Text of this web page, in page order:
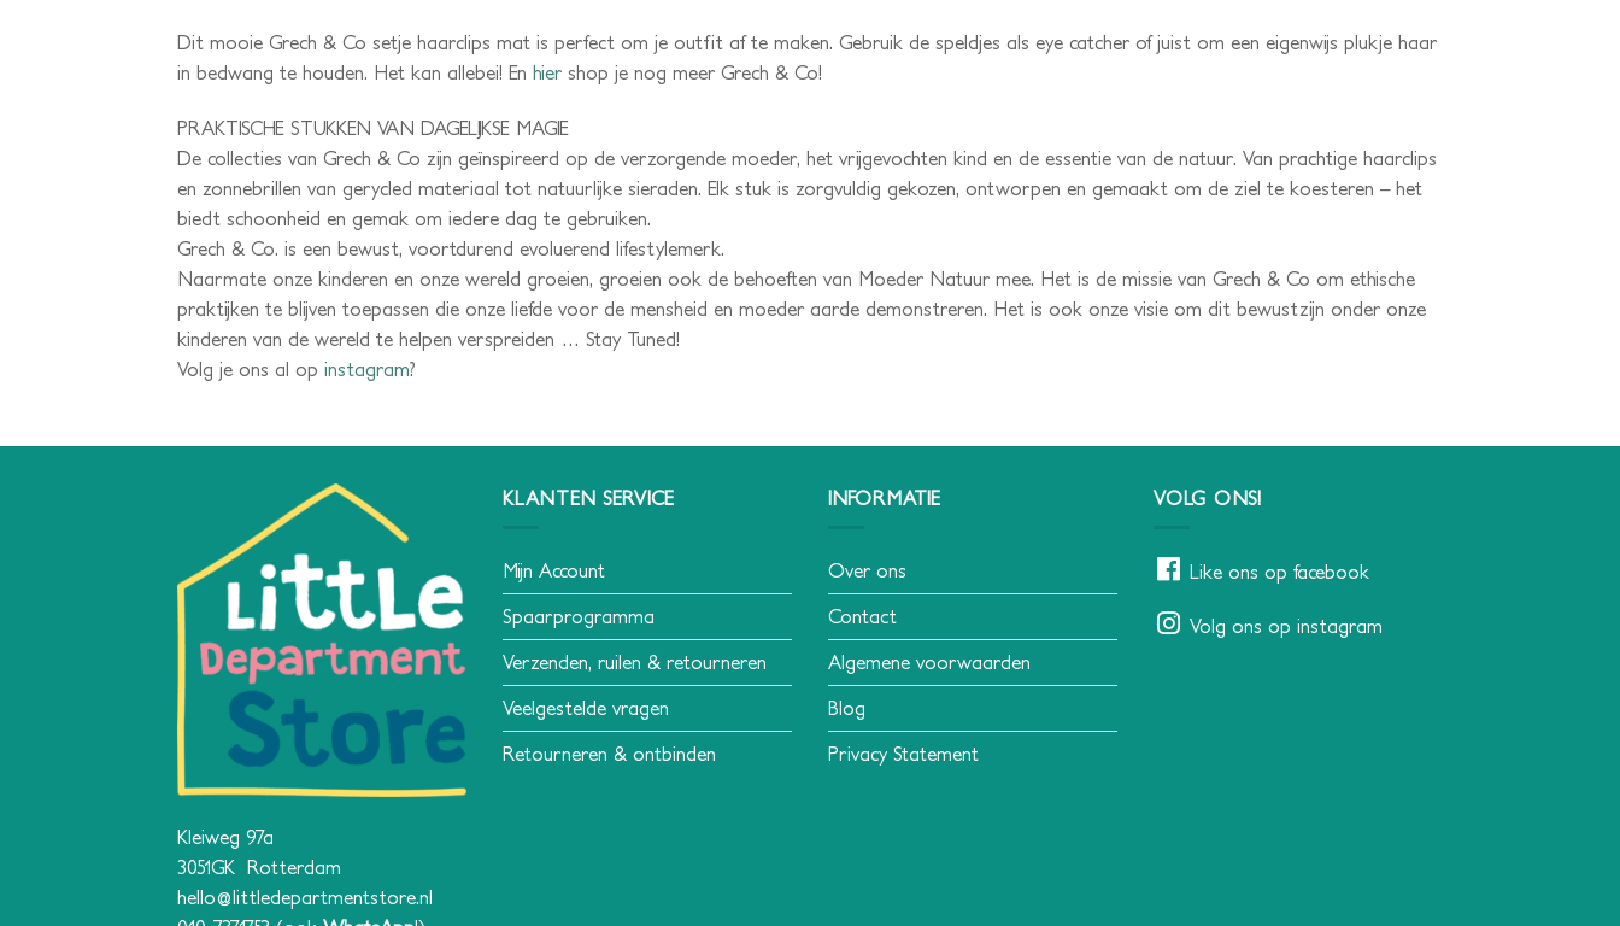
Dit mooie Grech & Co setje haarclips mat is perfect om je outfit af te maken. Gebruik de speldjes als eye catcher of juist om een eigenwijs plukje haar
in bedwang te houden. Het kan allebei! En hier shop je nog meer Grech & Co!
PRAKTISCHE STUKKEN VAN DAGELIJKSE MAGIE
De collecties van Grech & Co zijn geïnspireerd op de verzorgende moeder, het vrijgevochten kind en de essentie van de natuur. Van prachtige haarclips
en zonnebrillen van gerycled materiaal tot natuurlijke sieraden. Elk stuk is zorgvuldig gekozen, ontworpen en gemaakt om de ziel te koesteren – het
biedt schoonheid en gemak om iedere dag te gebruiken.
Grech & Co. is een bewust, voortdurend evoluerend lifestylemerk.
Naarmate onze kinderen en onze wereld groeien, groeien ook de behoeften van Moeder Natuur mee. Het is de missie van Grech & Co om ethische
praktijken te blijven toepassen die onze liefde voor de mensheid en moeder aarde demonstreren. Het is ook onze visie om dit bewustzijn onder onze
kinderen van de wereld te helpen verspreiden … Stay Tuned!
Volg je ons al op instagram?
Kleiweg 97a
3051GK Rotterdam
hello@littledepartmentstore.nl
KLANTEN SERVICE
Mijn Account
Spaarprogramma
Verzenden, ruilen & retourneren
Veelgestelde vragen
Retourneren & ontbinden
INFORMATIE
Over ons
Contact
Algemene voorwaarden
Blog
Privacy Statement
VOLG ONS!
Like ons op facebook
Volg ons op instagram